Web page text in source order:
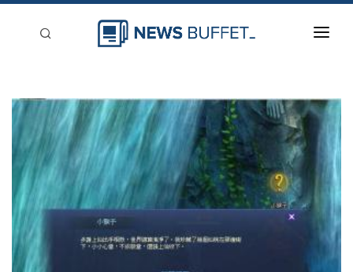
新聞稿分類
登入
刊登